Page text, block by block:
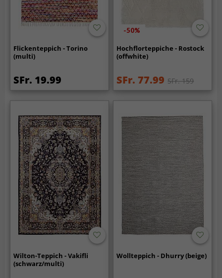
Flickenteppich - Torino
(multi)
SFr. 19.99
-50%
Hochflorteppiche - Rostock
(offwhite)
SFr. 77.99 SFr. 159
Wilton-Teppich - Vakifli
(schwarz/multi)
Wollteppich - Dhurry (beige)